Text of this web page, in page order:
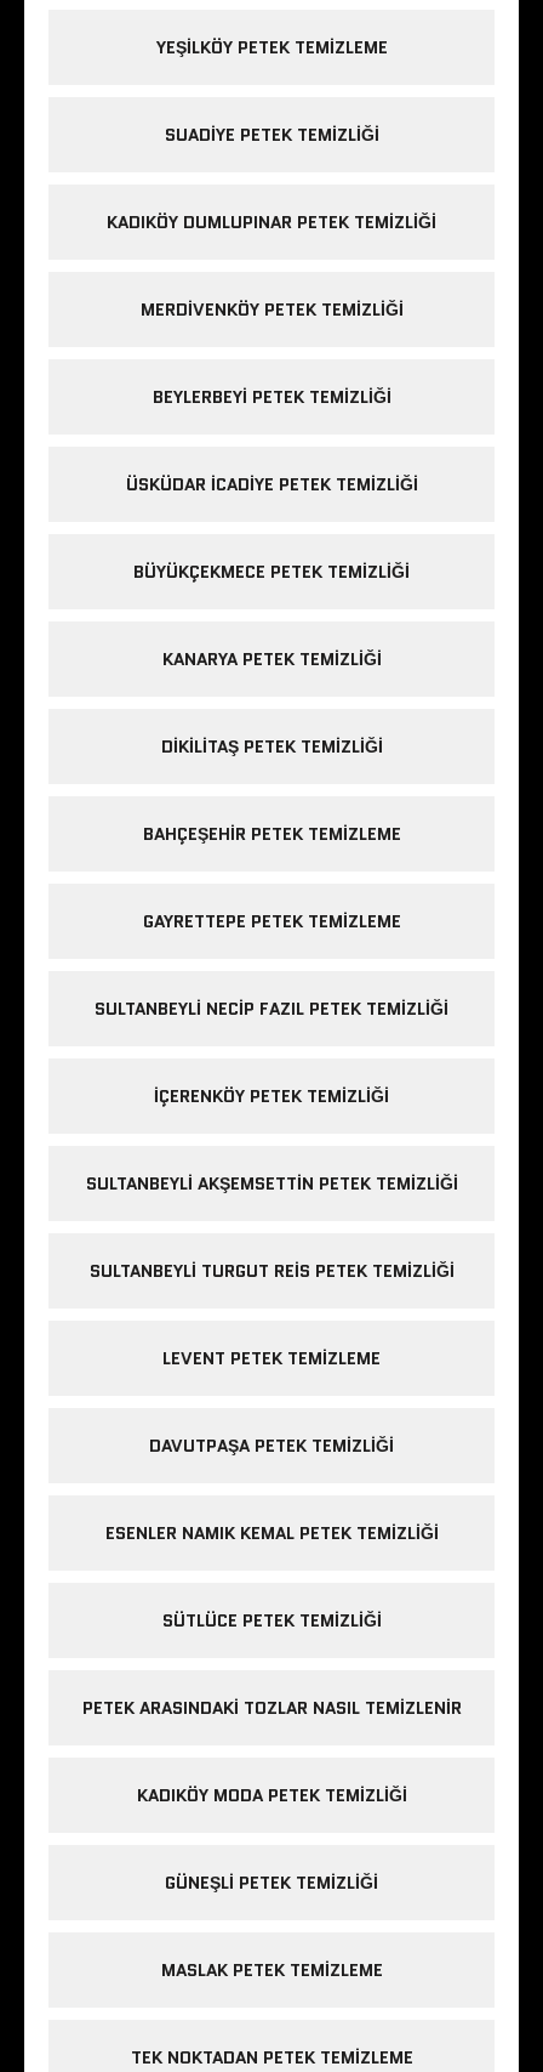
YEŞILKÖY PETEK TEMIZLEME
SUADIYE PETEK TEMIZLIĞI
KADIKÖY DUMLUPINAR PETEK TEMIZLIĞI
MERDIVENKÖY PETEK TEMIZLIĞI
BEYLERBEYI PETEK TEMIZLIĞI
ÜSKÜDAR ICADIYE PETEK TEMIZLIĞI
BÜYÜKÇEKMECE PETEK TEMIZLIĞI
KANARYA PETEK TEMIZLIĞI
DIKILITAŞ PETEK TEMIZLIĞI
BAHÇEŞEHIR PETEK TEMIZLEME
GAYRETTEPE PETEK TEMIZLEME
SULTANBEYLI NECIP FAZIL PETEK TEMIZLIĞI
IÇERENKÖY PETEK TEMIZLIĞI
SULTANBEYLI AKŞEMSETTIN PETEK TEMIZLIĞI
SULTANBEYLI TURGUT REIS PETEK TEMIZLIĞI
LEVENT PETEK TEMIZLEME
DAVUTPAŞA PETEK TEMIZLIĞI
ESENLER NAMIK KEMAL PETEK TEMIZLIĞI
SÜTLÜCE PETEK TEMIZLIĞI
PETEK ARASINDAKI TOZLAR NASIL TEMIZLENIR
KADIKÖY MODA PETEK TEMIZLIĞI
GÜNEŞLI PETEK TEMIZLIĞI
MASLAK PETEK TEMIZLEME
TEK NOKTADAN PETEK TEMIZLEME